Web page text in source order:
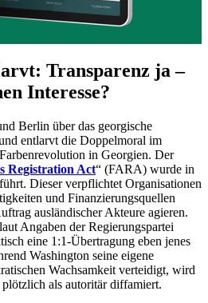
Transparenz ja –
Interesse?
Berlin über das georgische
entlarvt die Doppelmoral im
in Georgien. Der
Registration Act“ (FARA) wurde in
Dieser verpflichtet Organisationen
und Finanzierungsquellen
ausländischer Akteure agieren.
Angaben der Regierungspartei
eine 1:1-Übertragung eben jenes
Washington seine eigene
Wachsamkeit verteidigt, wird
als autoritär diffamiert.